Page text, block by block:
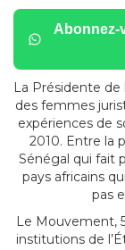
Abonnez-
La Présidente de
des femmes
expériences de
2010. Entre la
Sénégal qui fait
pays africains
pas
Le Mouvement,
institutions de